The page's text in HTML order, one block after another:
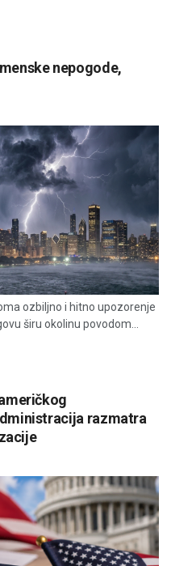
nepogode,
ozbiljno i hitno upozorenje
širu okolinu povodom...
razmatra